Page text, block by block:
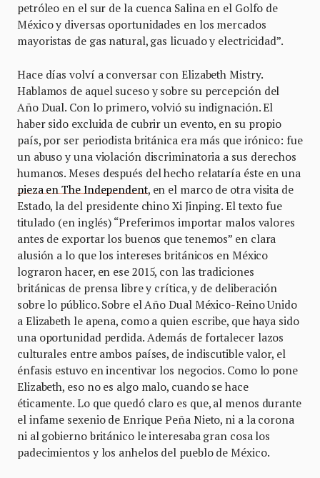
petróleo en el sur de la cuenca Salina en el Golfo de
México y diversas oportunidades en los mercados
mayoristas de gas natural, gas licuado y electricidad”.
Hace días volví a conversar con Elizabeth Mistry.
Hablamos de aquel suceso y sobre su percepción del
Año Dual. Con lo primero, volvió su indignación. El
haber sido excluida de cubrir un evento, en su propio
país, por ser periodista británica era más que irónico: fue
un abuso y una violación discriminatoria a sus derechos
humanos. Meses después del hecho relataría éste en una
pieza en The Independent, en el marco de otra visita de
Estado, la del presidente chino Xi Jinping. El texto fue
titulado (en inglés) “Preferimos importar malos valores
antes de exportar los buenos que tenemos” en clara
alusión a lo que los intereses británicos en México
lograron hacer, en ese 2015, con las tradiciones
británicas de prensa libre y crítica, y de deliberación
sobre lo público. Sobre el Año Dual México-Reino Unido
a Elizabeth le apena, como a quien escribe, que haya sido
una oportunidad perdida. Además de fortalecer lazos
culturales entre ambos países, de indiscutible valor, el
énfasis estuvo en incentivar los negocios. Como lo pone
Elizabeth, eso no es algo malo, cuando se hace
éticamente. Lo que quedó claro es que, al menos durante
el infame sexenio de Enrique Peña Nieto, ni a la corona
ni al gobierno británico le interesaba gran cosa los
padecimientos y los anhelos del pueblo de México.